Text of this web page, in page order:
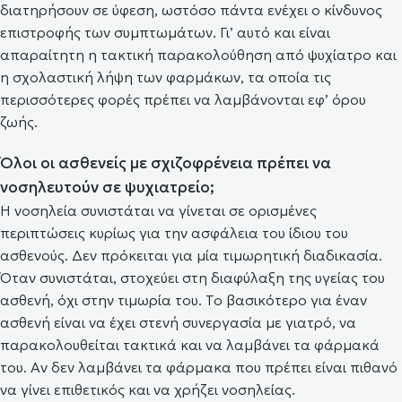
διατηρήσουν σε ύφεση, ωστόσο πάντα ενέχει ο κίνδυνος
επιστροφής των συμπτωμάτων. Γι’ αυτό και είναι
απαραίτητη η τακτική παρακολούθηση από ψυχίατρο και
η σχολαστική λήψη των φαρμάκων, τα οποία τις
περισσότερες φορές πρέπει να λαμβάνονται εφ’ όρου
ζωής.
Όλοι οι ασθενείς με σχιζοφρένεια πρέπει να
νοσηλευτούν σε ψυχιατρείο;
Η νοσηλεία συνιστάται να γίνεται σε ορισμένες
περιπτώσεις κυρίως για την ασφάλεια του ίδιου του
ασθενούς. Δεν πρόκειται για μία τιμωρητική διαδικασία.
Όταν συνιστάται, στοχεύει στη διαφύλαξη της υγείας του
ασθενή, όχι στην τιμωρία του. Το βασικότερο για έναν
ασθενή είναι να έχει στενή συνεργασία με γιατρό, να
παρακολουθείται τακτικά και να λαμβάνει τα φάρμακά
του. Αν δεν λαμβάνει τα φάρμακα που πρέπει είναι πιθανό
να γίνει επιθετικός και να χρήζει νοσηλείας.